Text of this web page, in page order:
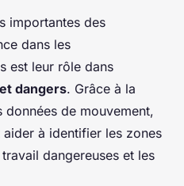
importantes des
dans les
est leur rôle dans
dangers. Grâce à la
de mouvement,
à identifier les zones
dangereuses et les